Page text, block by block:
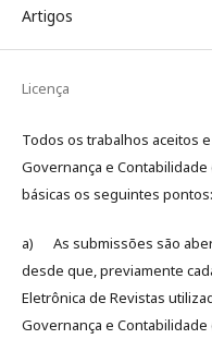
Artigos
Licença
Todos os trabalhos aceitos
Governança e
básicas os seguintes pontos:
a) As submissões são
desde que, previamente
Eletrônica de Revistas
Governança e Contabilidade